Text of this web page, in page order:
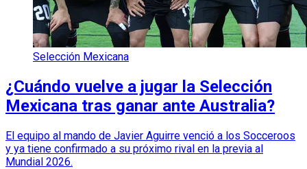
Selección Mexicana
¿Cuándo vuelve a jugar la Selección
Mexicana tras ganar ante Australia?
El equipo al mando de Javier Aguirre venció a los Socceroos
y ya tiene confirmado a su próximo rival en la previa al
Mundial 2026.